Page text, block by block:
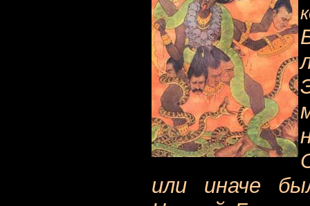
или иначе